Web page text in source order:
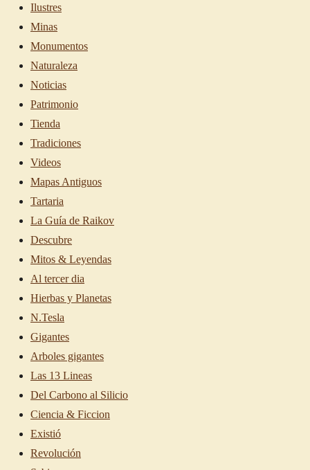
Ilustres
Minas
Monumentos
Naturaleza
Noticias
Patrimonio
Tienda
Tradiciones
Videos
Mapas Antiguos
Tartaria
La Guía de Raikov
Descubre
Mitos & Leyendas
Al tercer dia
Hierbas y Planetas
N.Tesla
Gigantes
Arboles gigantes
Las 13 Lineas
Del Carbono al Silicio
Ciencia & Ficcion
Existió
Revolución